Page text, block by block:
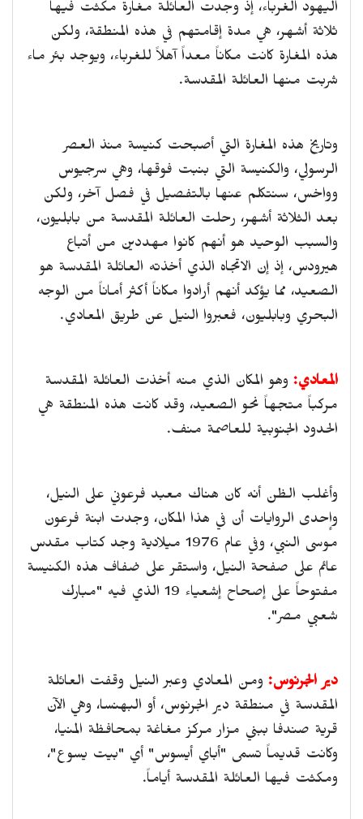
اليهود الغرباء، إذ وجدت العائلة مغارة مكثت فيها
ثلاثة أشهر، هي مدة إقامتهم في هذه المنطقة، ولكن
هذه المغارة كانت مكاناً معداً آهلاً للغرباء، ويوجد بئر ماء
شربت منها العائلة المقدسة.
وتاريخ هذه المغارة التي أصبحت كنيسة منذ العصر
الرسولي، والكنيسة التي بنبت فوقها، وهي سرجيوس
وواخس، سنتكلم عنها بالتفصيل في فصل آخر، ولكن
بعد الثلاثة أشهر، رحلت العائلة المقدسة من بابليون،
والسبب الوحيد هو أنهم كانوا مهددين من أتباع
هيرودس، إذ إن الاتجاه الذي أخذته العائلة المقدسة هو
الصعيد، مما يؤكد أنهم أرادوا مكاناً أكثر أماناً من الوجه
البحري وبابليون، فعبروا النيل عن طريق المعادي.
المعادي: وهو المكان الذي منه أخذت العائلة المقدسة
مركباً متجهاً نحو الصعيد، وقد كانت هذه المنطقة هي
الحدود الجنوبية للعاصمة منف.
وأغلب الظن أنه كان هناك معبد فرعوني على النيل،
وإحدى الروايات أن في هذا المكان، وجدت ابنة فرعون
موسى النبي، وفي عام 1976 ميلادية وجد كتاب مقدس
عائم على صفحة النيل، واستقر على ضفاف هذه الكنيسة
مفتوحاً على إصحاح إشعياء 19 الذي فيه "مبارك
شعبي مصر".
دير الجرنوس: ومن المعادي وعبر النيل وقفت العائلة
المقدسة في منطقة دير الجرنوس، أو البهنسا، وهي الآن
قرية صندفا ببني مزار مركز مغاغة بمحافظة المنيا،
وكانت قديماً تسمى "أباي أيسوس" أي "بيت يسوع"،
ومكثت فيها العائلة المقدسة أياماً.